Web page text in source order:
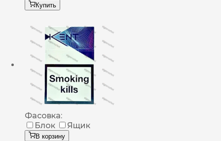
Купить
Фасовка:
Блок
Ящик
В корзину